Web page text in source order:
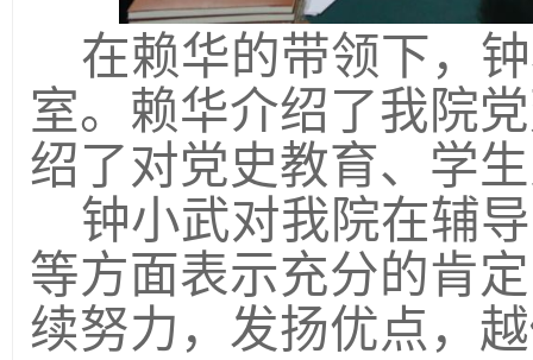
在赖华的带领下，
室。赖华介绍了我院
绍了对党史教育、学
钟小武对我院在辅
等方面表示充分的肯
续努力，发扬优点，